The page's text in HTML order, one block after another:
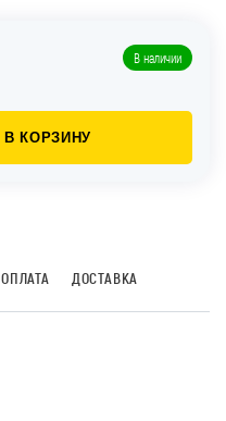
В наличии
В КОРЗИНУ
ОПЛАТА ДОСТАВКА